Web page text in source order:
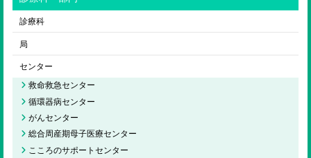
診療科
局
センター
救命救急センター
循環器病センター
がんセンター
総合周産期母子医療センター
こころのサポートセンター